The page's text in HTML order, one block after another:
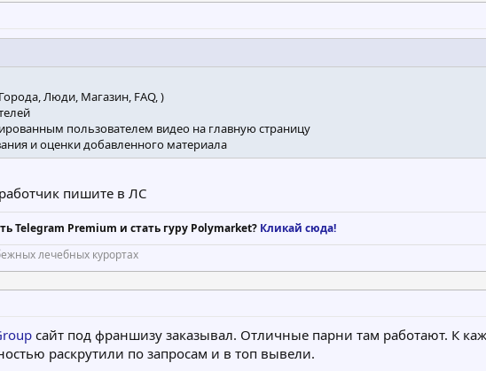
Люди, Магазин, FAQ, )
пользователем видео на главную страницу
и оценки добавленного материала
пишите в ЛС
Telegram Premium и стать гуру Polymarket? Кликай сюда!
лечебных курортах
сайт под франшизу заказывал. Отличные парни там работают. К
раскрутили по запросам и в топ вывели.